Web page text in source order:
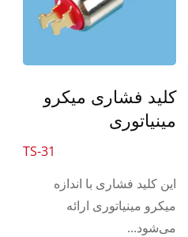
کلید فشاری میکرو
مینیاتوری
TS-31
این کلید فشاری با اندازه
میکرو مینیاتوری ارائه
می‌شود...